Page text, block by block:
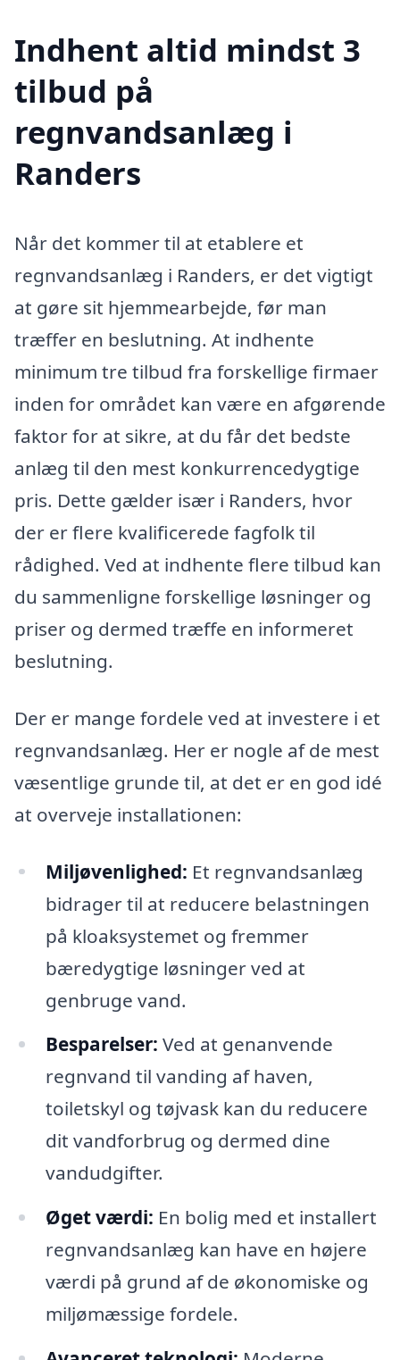
Indhent altid mindst 3
tilbud på
regnvandsanlæg i
Randers
Når det kommer til at etablere et
regnvandsanlæg i Randers, er det vigtigt
at gøre sit hjemmearbejde, før man
træffer en beslutning. At indhente
minimum tre tilbud fra forskellige firmaer
inden for området kan være en afgørende
faktor for at sikre, at du får det bedste
anlæg til den mest konkurrencedygtige
pris. Dette gælder især i Randers, hvor
der er flere kvalificerede fagfolk til
rådighed. Ved at indhente flere tilbud kan
du sammenligne forskellige løsninger og
priser og dermed træffe en informeret
beslutning.
Der er mange fordele ved at investere i et
regnvandsanlæg. Her er nogle af de mest
væsentlige grunde til, at det er en god idé
at overveje installationen:
Miljøvenlighed: Et regnvandsanlæg
bidrager til at reducere belastningen
på kloaksystemet og fremmer
bæredygtige løsninger ved at
genbruge vand.
Besparelser: Ved at genanvende
regnvand til vanding af haven,
toiletskyl og tøjvask kan du reducere
dit vandforbrug og dermed dine
vandudgifter.
Øget værdi: En bolig med et installert
regnvandsanlæg kan have en højere
værdi på grund af de økonomiske og
miljømæssige fordele.